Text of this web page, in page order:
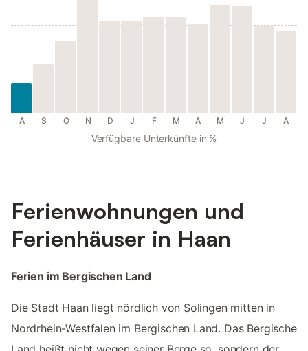
A S O N D J F M A M J J A
Verfügbare Unterkünfte in %
Ferienwohnungen und
Ferienhäuser in Haan
Ferien im Bergischen Land
Die Stadt Haan liegt nördlich von Solingen mitten in
Nordrhein-Westfalen im Bergischen Land. Das Bergische